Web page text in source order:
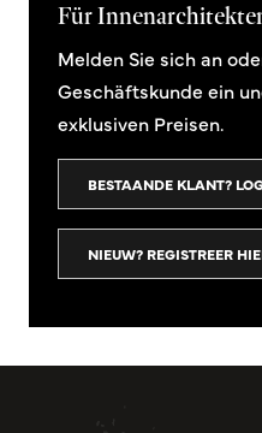
Für
Melden Sie sich an
Geschäftskunde ein
exklusiven Preisen.
BESTAANDE KLANT?
NIEUW? REGISTREER